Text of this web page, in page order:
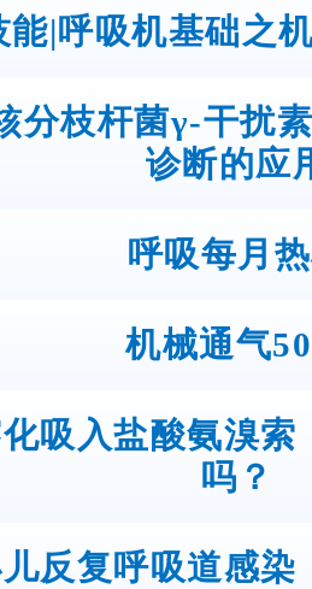
能|呼吸机基础之
分枝杆菌γ-干扰
诊断的应
呼吸每月
机械通气
吸入盐酸氨溴
吗？
反复呼吸道感